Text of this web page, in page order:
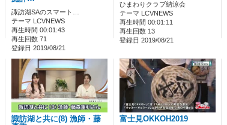
諏訪湖SAのスマート…
テーマ LCVNEWS
再生時間 00:01:43
再生回数 71
登録日 2019/08/21
ひまわりクラブ納涼会
テーマ LCVNEWS
再生時間 00:01:11
再生回数 13
登録日 2019/08/21
諏訪湖と共に(8) 漁師・藤
富士見OKKOH2019